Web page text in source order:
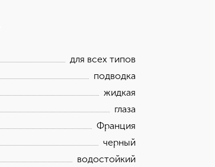
для всех типов
подводка
жидкая
глаза
Франция
черный
водостойкий